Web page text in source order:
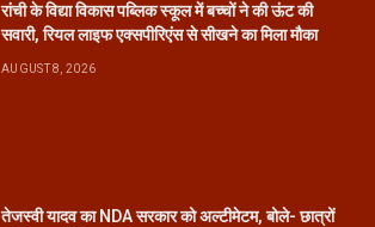
रांची के विद्या विकास पब्लिक स्कूल में बच्चों ने की ऊंट की
सवारी, रियल लाइफ एक्सपीरिएंस से सीखने का मिला मौका
AUGUST 8, 2026
तेजस्वी यादव का NDA सरकार को अल्टीमेटम, बोले- छात्रों